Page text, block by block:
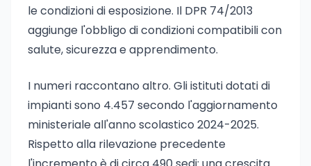
le condizioni di esposizione. Il DPR 74/2013
aggiunge l'obbligo di condizioni compatibili con
salute, sicurezza e apprendimento.
I numeri raccontano altro. Gli istituti dotati di
impianti sono 4.457 secondo l'aggiornamento
ministeriale all'anno scolastico 2024-2025.
Rispetto alla rilevazione precedente